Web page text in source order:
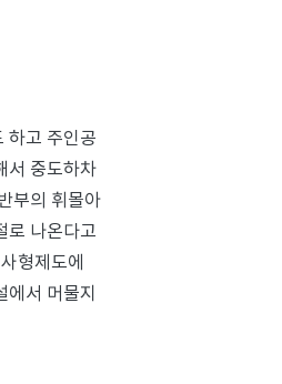
하고 주인공
서 중도하차
부의 휘몰아
로 나온다고
형제도에
에서 머물지